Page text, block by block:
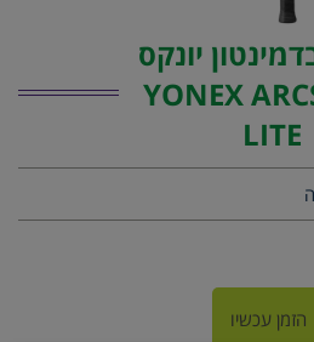
יונקס
YONEX
LITE
הזמן עכשיו